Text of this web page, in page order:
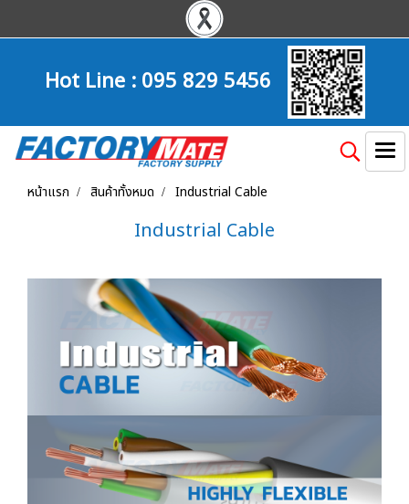
Hot Line :095 829 5456
หน้าแรก สินค้าทั้งหมด Industrial Cable
Industrial Cable